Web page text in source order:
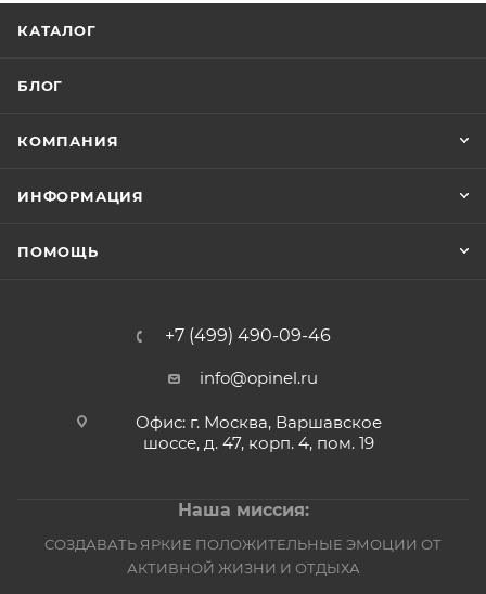
КАТАЛОГ
БЛОГ
КОМПАНИЯ
ИНФОРМАЦИЯ
ПОМОЩЬ
+7 (499) 490-09-46
info@opinel.ru
Офис: г. Москва, Варшавское
шоссе, д. 47, корп. 4, пом. 19
Наша миссия:
СОЗДАВАТЬ ЯРКИЕ ПОЛОЖИТЕЛЬНЫЕ ЭМОЦИИ ОТ
АКТИВНОЙ ЖИЗНИ И ОТДЫХА